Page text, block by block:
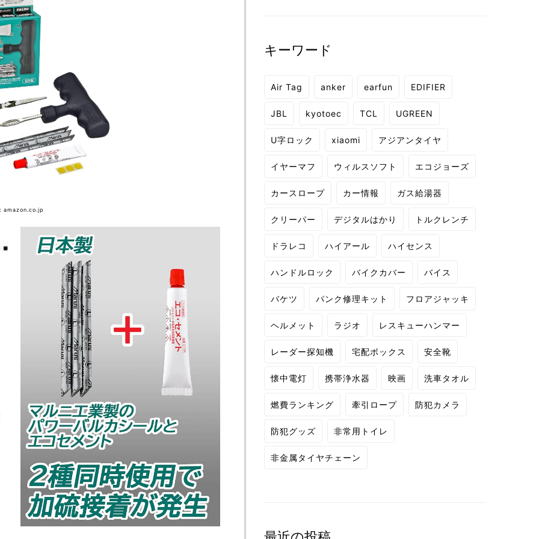
amazon.co.jp
キーワード
Air Tag anker earfun EDIFIER
JBL kyotoec TCL UGREEN
U字ロック xiaomi アジアンタイヤ
イヤーマフ ウィルスソフト エコジョーズ
カースロープ カー情報 ガス給湯器
クリーパー デジタルはかり トルクレンチ
ドラレコ ハイアール ハイセンス
ハンドルロック バイクカバー バイス
バケツ パンク修理キット フロアジャッキ
ヘルメット ラジオ レスキューハンマー
レーダー探知機 宅配ボックス 安全靴
懐中電灯 携帯浄水器 映画 洗車タオル
燃費ランキング 牽引ロープ 防犯カメラ
防犯グッズ 非常用トイレ
非金属タイヤチェーン